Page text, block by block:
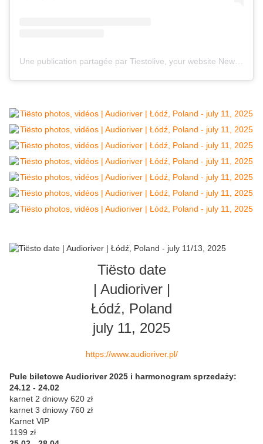
Tiësto date
| Audioriver |
Łódź, Poland
july 11, 2025
https://www.audioriver.pl/
Pule biletowe Audioriver 2025 i harmonogram sprzedaży:
24.12 - 24.02
karnet 2 dniowy 620 zł
karnet 3 dniowy 760 zł
Karnet VIP
1199 zł